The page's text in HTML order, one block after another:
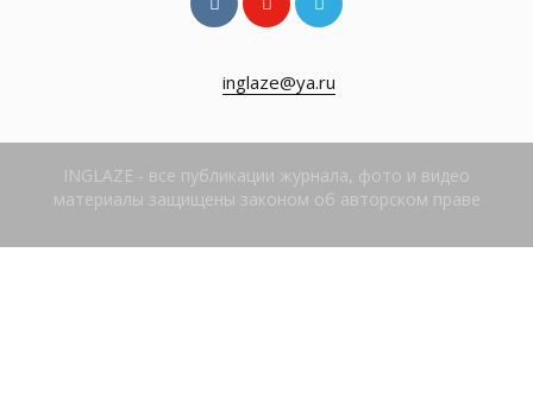
inglaze@ya.ru
INGLAZE - все публикации журнала, фото и видео
материалы защищены законом об авторском праве